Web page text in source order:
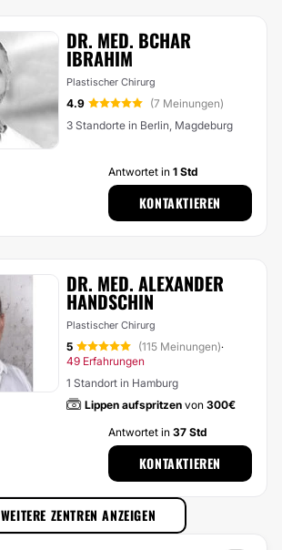
DR. MED. BCHAR
IBRAHIM
Plastischer Chirurg
4.9
(7 Meinungen)
3 Standorte in Berlin, Magdeburg
Antwortet in 1 Std
KONTAKTIEREN
DR. MED. ALEXANDER
HANDSCHIN
Plastischer Chirurg
5 (115 Meinungen)·
49 Erfahrungen
1 Standort in Hamburg
Lippen aufspritzen von 300€
Antwortet in 37 Std
KONTAKTIEREN
WEITERE ZENTREN ANZEIGEN